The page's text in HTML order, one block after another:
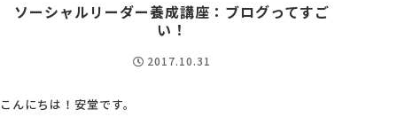
ソーシャルリーダー養成講座：ブログってすご
い！
2017.10.31
こんにちは！安堂です。